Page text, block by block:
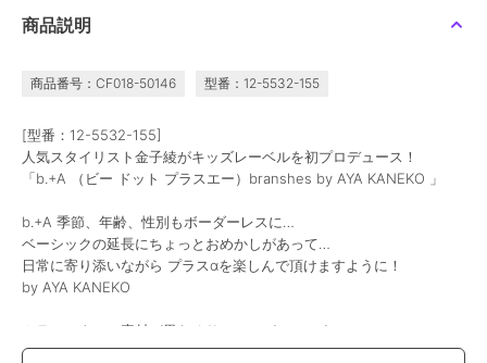
商品説明
商品番号：CF018-50146 型番：12-5532-155
[型番：12-5532-155]
人気スタイリスト金子綾がキッズレーベルを初プロデュース！
「b.+A （ビー ドット プラスエー）branshes by AYA KANEKO 」
b.+A 季節、年齢、性別もボーダーレスに…
ベーシックの延長にちょっとおめかしがあって…
日常に寄り添いながら プラスαを楽しんで頂けますように！
by AYA KANEKO
カラーによって素材が異なるサルエルパンツです♪
トレンド感のある股下のルーズなシルエットがポイント！